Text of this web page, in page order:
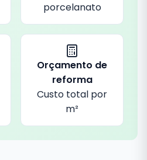
porcelanato
Orçamento de
reforma
Custo total por
m²